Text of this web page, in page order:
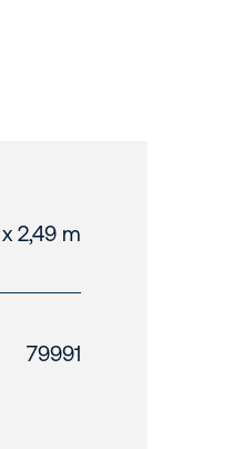
x 2,49 m
79991